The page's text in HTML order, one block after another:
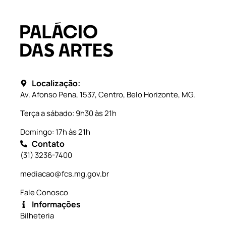
Localização:
Av. Afonso Pena, 1537, Centro, Belo Horizonte, MG.
Terça a sábado: 9h30 às 21h
Domingo: 17h às 21h
Contato
(31) 3236-7400
mediacao@fcs.mg.gov.br
Fale Conosco
Informações
Bilheteria